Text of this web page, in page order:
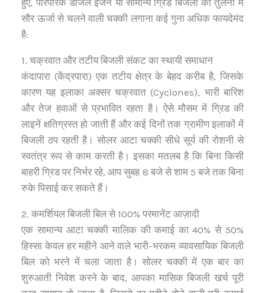
सौर ऊर्जा से चलने वाली चक्की लगाना कई गुना अधिक फायदेमंद
है:
1. चक्रवात और तटीय बिजली संकट का स्थायी समाधान
कंदापारा (केंद्रपारा) एक तटीय क्षेत्र के बेहद करीब है, जिसके
कारण यह इलाका अक्सर चक्रवात (Cyclones), भारी बारिश
और तेज हवाओं से प्रभावित रहता है। ऐसे मौसम में ग्रिड की
लाइनें क्षतिग्रस्त हो जाती हैं और कई दिनों तक ग्रामीण इलाकों में
बिजली ठप रहती है। सोलर आटा चक्की सीधे सूर्य की रोशनी से
स्वतंत्र रूप से काम करती है। इसका मतलब है कि बिना किसी
बाहरी ग्रिड पर निर्भर रहे, आप सुबह 8 बजे से शाम 5 बजे तक बिना
रुके पिसाई कर सकते हैं।
2. कमर्शियल बिजली बिल से 100% परमानेंट आज़ादी
एक सामान्य आटा चक्की मालिक की कमाई का 40% से 50%
हिस्सा केवल हर महीने आने वाले भारी-भरकम व्यावसायिक बिजली
बिल को भरने में चला जाता है। सोलर चक्की में एक बार का
शुरुआती निवेश करने के बाद, आपका मासिक बिजली खर्च पूरी